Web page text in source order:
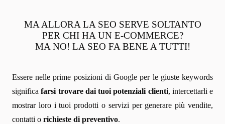
MA ALLORA LA SEO SERVE SOLTANTO
PER CHI HA UN E-COMMERCE?
MA NO! LA SEO FA BENE A TUTTI!
Essere nelle prime posizioni di Google per le giuste keywords
significafarsi trovare dai tuoi potenziali clienti, intercettarli e
mostrar loro i tuoi prodotti o servizi per generare più vendite,
contatti o richieste di preventivo.